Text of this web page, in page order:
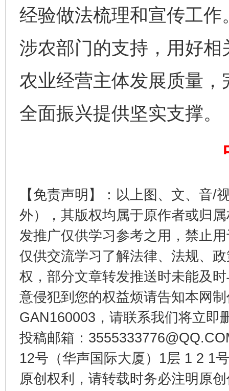
经验做法梳理和宣传工
涉农部门的支持，用好
农业经营主体发展质量
全面振兴提供坚实支撑。
【免责声明】：以上图、文、音/
外），其版权均属于原作者或归
发推广仅供学习参考之用，禁止
仅供交流学习了解法律、法规、
权，部分文章转发推送时未能及
意侵犯到您的权益烦请告知本网
GAN160003，请联系我们将立即
投稿邮箱：
12号（华声国际大厦）1层 1 2 1
原创权利，请转载时务必注明原
完善运行机制助力责任有效落实
法徽映军营 权益有保障
一批国家标准开始实施 从